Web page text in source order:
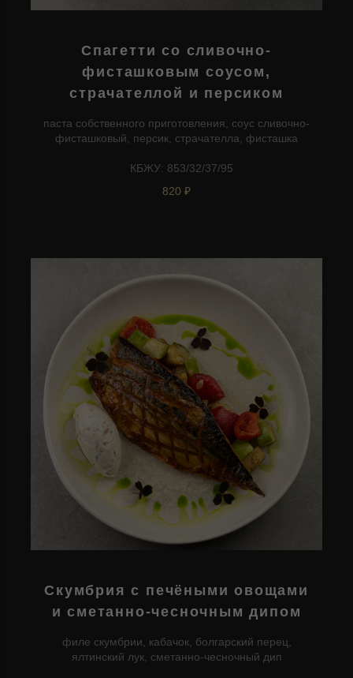
Спагетти со сливочно-
фисташковым соусом,
страчателлой и персиком
паста собственного приготовления, соус сливочно-
фисташковый, персик, страчателла, фисташка
КБЖУ: 853/32/37/95
820 ₽
Скумбрия с печёными овощами
и сметанно-чесночным дипом
филе скумбрии, кабачок, болгарский перец,
ялтинский лук, сметанно-чесночный дип